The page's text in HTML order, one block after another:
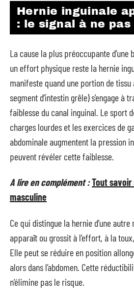
Hernie inguinale
: le signal à ne
La cause la plus préoccupante d’une
un effort physique reste la hernie
manifeste quand une portion de tissu
segment d’intestin grêle) s’engage à
faiblesse du canal inguinal. Le sport
charges lourdes et les exercices de
abdominale augmentent la pression
peuvent révéler cette faiblesse.
A lire en complément :Tout savoir
masculine
Ce qui distingue la hernie d’une autre
apparaît ou grossit à l’effort, à la
Elle peut se réduire en position
alors dans l’abdomen. Cette
n’élimine pas le risque.